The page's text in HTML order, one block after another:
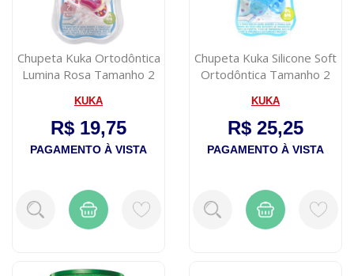
Chupeta Kuka Ortodôntica
Lumina Rosa Tamanho 2
KUKA
R$ 19,75
PAGAMENTO À VISTA
Chupeta Kuka Silicone Soft
Ortodôntica Tamanho 2
KUKA
R$ 25,25
PAGAMENTO À VISTA